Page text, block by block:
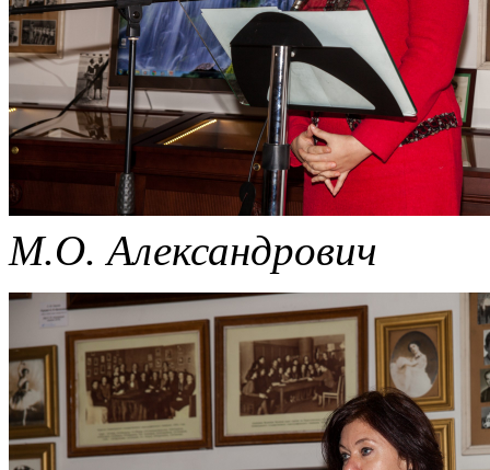
М.О. Александрович